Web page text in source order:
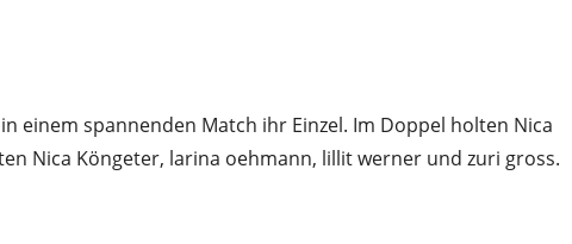
einem spannenden Match ihr Einzel. Im Doppel holten Nica
Nica Köngeter, larina oehmann, lillit werner und zuri gross.